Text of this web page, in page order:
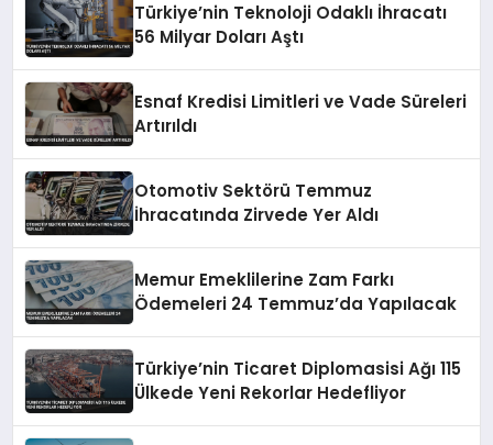
Türkiye’nin Teknoloji Odaklı İhracatı
56 Milyar Doları Aştı
Esnaf Kredisi Limitleri ve Vade Süreleri
Artırıldı
Otomotiv Sektörü Temmuz
İhracatında Zirvede Yer Aldı
Memur Emeklilerine Zam Farkı
Ödemeleri 24 Temmuz’da Yapılacak
Türkiye’nin Ticaret Diplomasisi Ağı 115
Ülkede Yeni Rekorlar Hedefliyor